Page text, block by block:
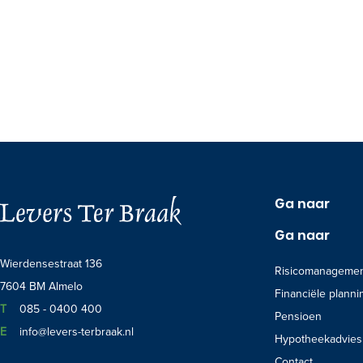
Wierdensestraat 136
7604 BM Almelo
T
Telefoon:
085 - 0400 400
E
E-mail:
info@levers-terbraak.nl
Ga naar
Ga naar
Financiële
Pensioen
Hypotheekadvies